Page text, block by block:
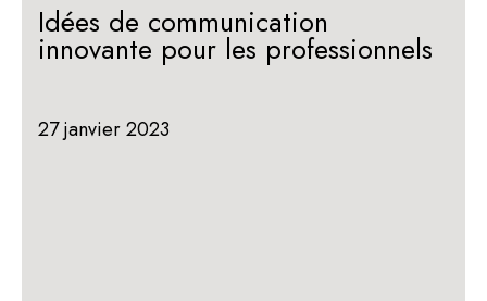
Idées de communication
innovante pour les professionnels
27 janvier 2023